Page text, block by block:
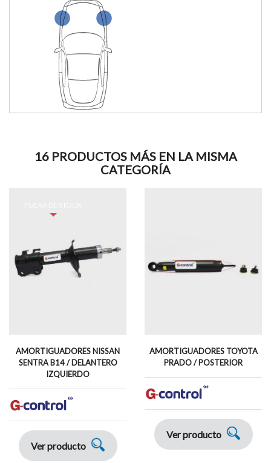
16 PRODUCTOS MÁS EN LA MISMA
CATEGORÍA
AMORTIGUADORES NISSAN
SENTRA B14 / DELANTERO
IZQUIERDO
Ver producto
AMORTIGUADORES TOYOTA
PRADO / POSTERIOR
Ver producto